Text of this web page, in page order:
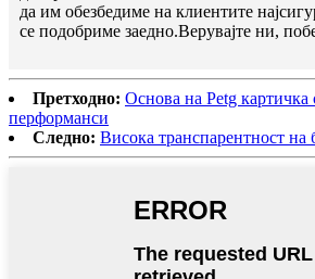
да им обезбедиме на клиентите
се подобриме заедно.Верувајте ни,
Претходно: Основа на Petg картичка
перформанси
Следно: Висока транспарентност на